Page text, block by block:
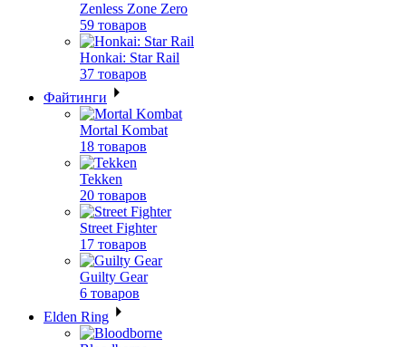
Zenless Zone Zero
59 товаров
Honkai: Star Rail
37 товаров
Файтинги
Mortal Kombat
18 товаров
Tekken
20 товаров
Street Fighter
17 товаров
Guilty Gear
6 товаров
Elden Ring